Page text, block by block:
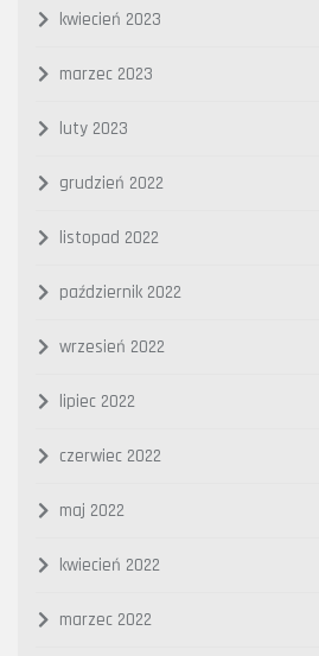
kwiecień 2023
marzec 2023
luty 2023
grudzień 2022
listopad 2022
październik 2022
wrzesień 2022
lipiec 2022
czerwiec 2022
maj 2022
kwiecień 2022
marzec 2022